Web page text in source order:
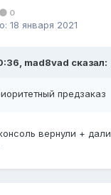
0
18 января 2021
mad8vad сказал:
предзаказ
вернули +